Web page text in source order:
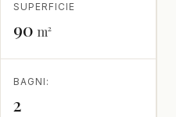
SUPERFICIE
90 m²
BAGNI:
2